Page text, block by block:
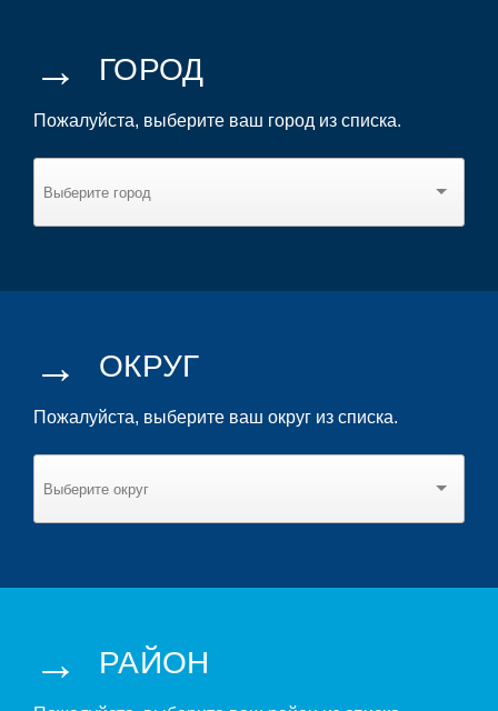
→ ГОРОД
Пожалуйста, выберите ваш город из списка.
→ ОКРУГ
Пожалуйста, выберите ваш округ из списка.
→ РАЙОН